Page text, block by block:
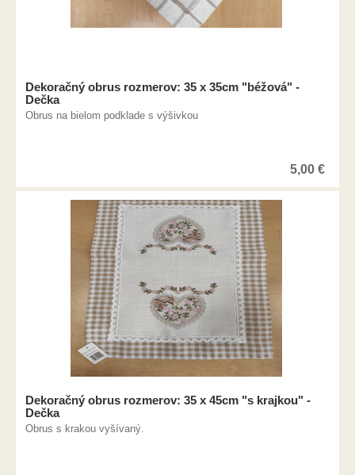
Dekoračný obrus rozmerov: 35 x 35cm "béžová" -
Dečka
Obrus na bielom podklade s výšivkou
5,00 €
Dekoračný obrus rozmerov: 35 x 45cm "s krajkou" -
Dečka
Obrus s krakou vyšívaný.